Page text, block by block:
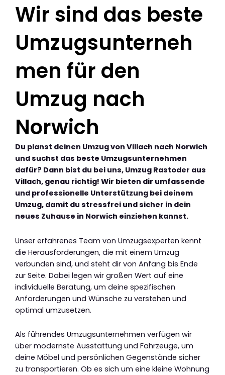
Wir sind das beste
Umzugsunterneh
men für den
Umzug nach
Norwich
Du planst deinen Umzug von Villach nach Norwich
und suchst das beste Umzugsunternehmen
dafür? Dann bist du bei uns, Umzug Rastoder aus
Villach, genau richtig! Wir bieten dir umfassende
und professionelle Unterstützung bei deinem
Umzug, damit du stressfrei und sicher in dein
neues Zuhause in Norwich einziehen kannst.
Unser erfahrenes Team von Umzugsexperten kennt
die Herausforderungen, die mit einem Umzug
verbunden sind, und steht dir von Anfang bis Ende
zur Seite. Dabei legen wir großen Wert auf eine
individuelle Beratung, um deine spezifischen
Anforderungen und Wünsche zu verstehen und
optimal umzusetzen.
Als führendes Umzugsunternehmen verfügen wir
über modernste Ausstattung und Fahrzeuge, um
deine Möbel und persönlichen Gegenstände sicher
zu transportieren. Ob es sich um eine kleine Wohnung